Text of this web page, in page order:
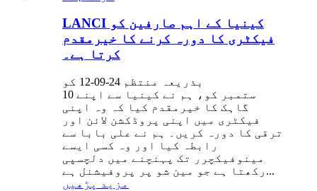
LANCI کینیا کے اہم صارفین کو
فیکٹری کا دورہ کرنے کا خیرمقدم
کرتا ہے۔
بذریعہ منتظم 24-09-12 کو
10 ستمبر کو، ہم نے کینیا سے اپنے
گاہک کا خیرمقدم کیا کہ وہ اپنی
فیکٹری میں اپنی پروڈکشن لائن اور
ترقی کا دورہ کریں۔ ہم نے علی بابا سے
رابطہ کیا اور وہ کسی ایسے
مینوفیکچرر تک پہنچنے میں دلچسپی
رکھتا ہے جو مین شو پر پروفیشنل ہے...
مزید پڑھیں